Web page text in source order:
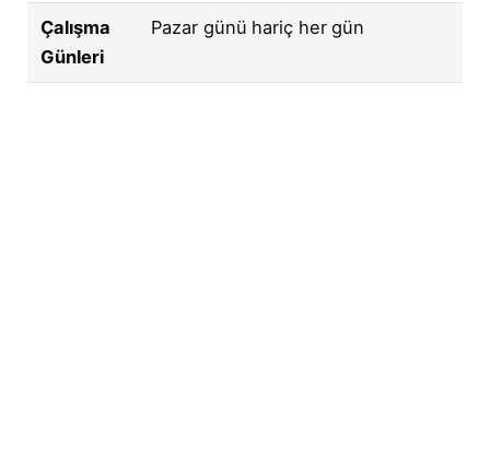
Çalışma
Günleri
Pazar günü hariç her gün